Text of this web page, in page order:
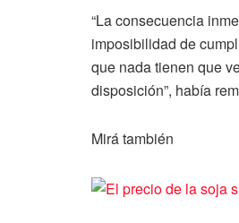
“La consecuencia
imposibilidad de
que nada tienen que
disposición”, había
Mirá también